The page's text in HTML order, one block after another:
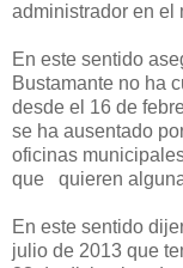
administrador en el
En este sentido
Bustamante no ha
desde el 16 de
se ha ausentado
oficinas
que quieren
En este sentido
julio de 2013 que